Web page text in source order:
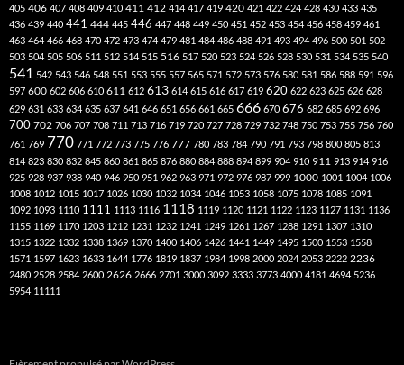
405 406 407 408 409 410 411 412 414 417 419 420 421 422 424 428 430 433 435
436 439 440 441 444 445 446 447 448 449 450 451 452 453 454 456 458 459 461
463 464 466 468 470 472 473 474 479 481 484 486 488 491 493 494 496 500 501 502
503 504 505 506 511 512 514 515 516 517 520 523 524 526 528 530 531 534 535 540
541 542 543 546 548 551 553 555 557 565 571 572 573 576 580 581 586 588 591 596
597 600 602 606 610 611 612 613 614 615 616 617 619 620 622 623 625 626 628
629 631 633 634 635 637 641 646 651 656 661 665 666 670 676 682 685 692 696
700 702 706 707 708 711 713 716 719 720 727 728 729 732 748 750 753 755 756 760
761 769 770 771 772 773 775 776 777 780 783 784 790 791 793 798 800 805 813
814 823 830 832 845 860 861 865 876 880 884 888 894 899 904 910 911 913 914 916
925 928 937 938 940 946 950 951 962 963 971 972 976 987 999 1000 1001 1004 1006
1008 1012 1015 1017 1026 1030 1032 1034 1046 1053 1058 1075 1078 1085 1091
1092 1093 1110 1111 1113 1116 1118 1119 1120 1121 1122 1123 1127 1131 1136
1155 1169 1170 1203 1212 1231 1232 1241 1249 1261 1267 1288 1291 1307 1310
1315 1322 1332 1338 1369 1370 1400 1406 1426 1441 1449 1495 1500 1553 1558
1571 1597 1623 1633 1644 1776 1819 1837 1984 1998 2000 2024 2053 2222 2236
2480 2528 2584 2600 2626 2666 2701 3000 3092 3333 3773 4000 4181 4694 5236
5954 11111